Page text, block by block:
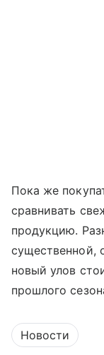
Пока же
сравнивать
продукцию.
существенной,
новый улов
прошлого
Новости